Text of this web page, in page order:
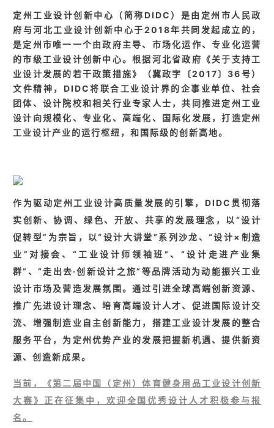
定州工业设计创新中心（简称DIDC）是由定州市人民政
府与河北工业设计创新中心于2018年共同发起成立的，
是定州市唯一一个由政府主导、市场化运作、专业化运营
的市级工业设计创新中心。根据河北省政府《关于支持工
业设计发展的若干政策措施》（冀政字〔2017〕36号）
文件精神，DIDC将联合工业设计界的企事业单位、社会
团体、设计院校和相关行业专家人士，共同推进定州工业
设计向规模化、专业化、高端化、国际化发展，打造定州
工业设计产业的运行枢纽，和国际级的创新高地。
作为驱动定州工业设计高质量发展的引擎，DIDC贯彻落
实创新、协调、绿色、开放、共享的发展理念，以“设计
促转型”为宗旨，以“设计大讲堂”系列沙龙、“设计×制造
业”对接会、“工业设计师领袖班”、“设计走进产业集
群”、“走出去·创新设计之旅”等品牌活动为动能振兴工业
设计市场及营造发展氛围。通过引进全球高端创新资源、
推广先进设计理念、培育高端设计人才、促进国际设计交
流、增强制造业自主创新能力，搭建工业设计发展的整合
服务平台，为定州优势产业的发展把握新机遇、提供新资
源、创造新成果。
当前，《第二届中国（定州）体育健身用品工业设计创新
大赛》正在征集中，欢迎全国优秀设计人才积极参与报
名。